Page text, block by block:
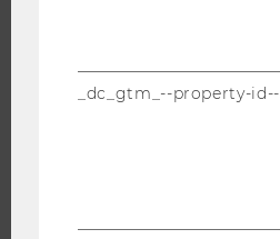
WU COMMUNITY
ALUMNI
_dc_gtm_--property-id--